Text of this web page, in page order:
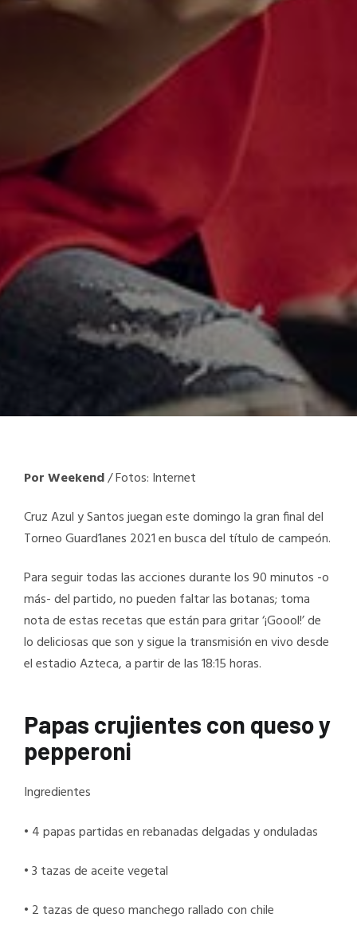
Por Weekend/ Fotos: Internet
Cruz Azul y Santos juegan este domingo la gran final del
Torneo Guard1anes 2021 en busca del título de campeón.
Para seguir todas las acciones durante los 90 minutos -o
más- del partido, no pueden faltar las botanas; toma
nota de estas recetas que están para gritar ‘¡Goool!’ de
lo deliciosas que son y sigue la transmisión en vivo desde
el estadio Azteca, a partir de las 18:15 horas.
Papas crujientes con queso y
pepperoni
Ingredientes
• 4 papas partidas en rebanadas delgadas y onduladas
• 3 tazas de aceite vegetal
• 2 tazas de queso manchego rallado con chile